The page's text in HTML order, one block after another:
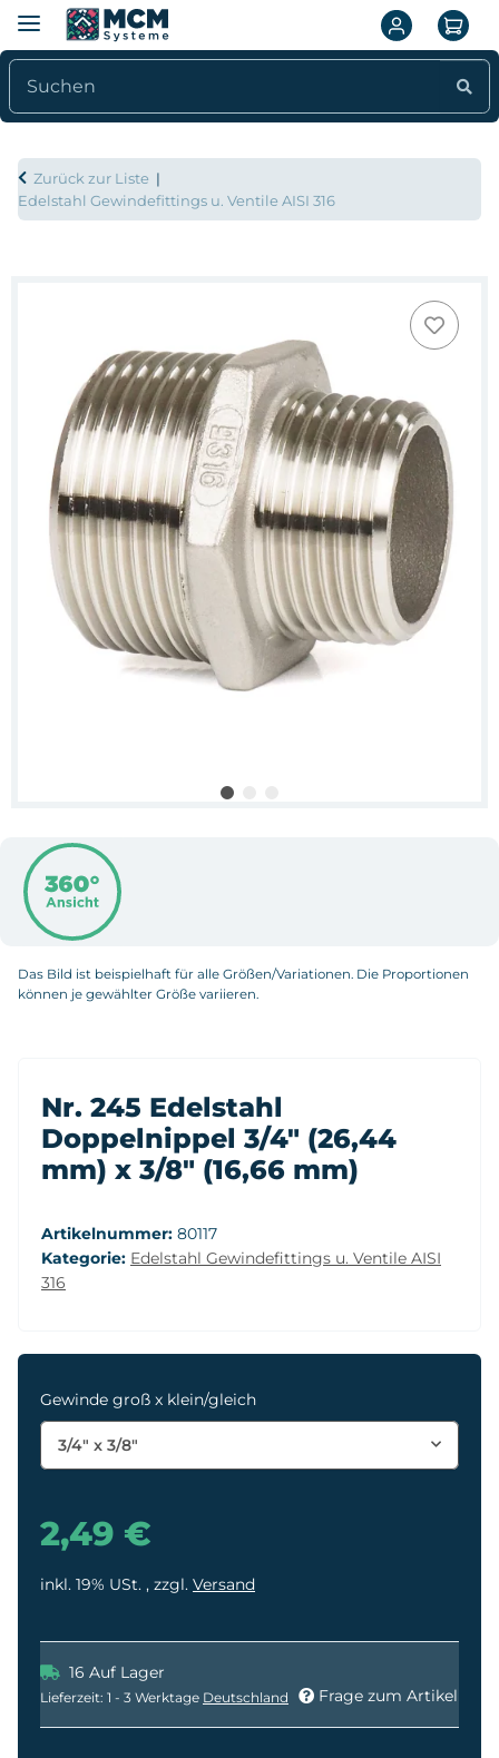
Zurück zur Liste
Edelstahl Gewindefittings u. Ventile AISI 316
Das Bild ist beispielhaft für alle Größen/Variationen. Die Proportionen
können je gewählter Größe variieren.
Nr. 245 Edelstahl
Doppelnippel 3/4" (26,44
mm) x 3/8" (16,66 mm)
Artikelnummer: 80117
Kategorie: Edelstahl Gewindefittings u. Ventile AISI
316
Gewinde groß x klein/gleich
3/4" x 3/8"
2,49 €
inkl. 19% USt. , zzgl. Versand
16 Auf Lager
Lieferzeit: 1 - 3 Werktage Deutschland Frage zum Artikel